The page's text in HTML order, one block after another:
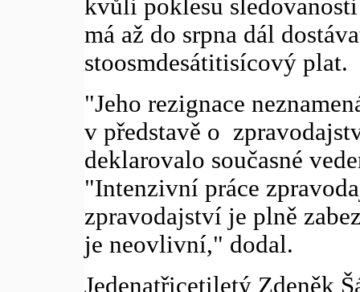
kvůli poklesu
má až do srpna dál
stoosmdesátitisícový plat.
"Jeho rezignace
v představě o
deklarovalo současné
"Intenzivní práce
zpravodajství je plně
je neovlivní," dodal.
Jedenatřicetiletý Zdeněk